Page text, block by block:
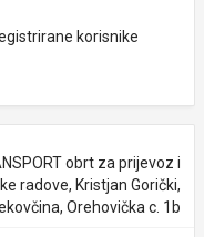
korisnike
obrt za prijevoz i
radove, Kristjan Gorički,
Orehovička c. 1b